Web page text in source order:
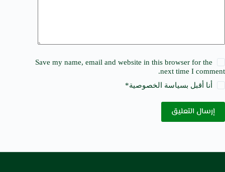
Save my name, email and website in this browser for the
next time I comment.
أنا أقبل بسياسة الخصوصية*
إرسال التعليق